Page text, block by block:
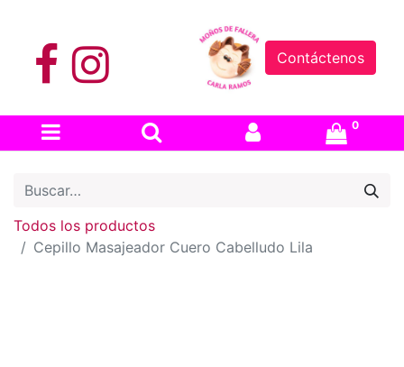
Contáctenos
0
Todos los productos
Cepillo Masajeador Cuero Cabelludo Lila